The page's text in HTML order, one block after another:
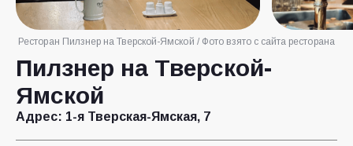
Ресторан Пилзнер на Тверской-Ямской / Фото взято с сайта ресторана
Пилзнер на Тверской-
Ямской
Адрес: 1-я Тверская-Ямская, 7